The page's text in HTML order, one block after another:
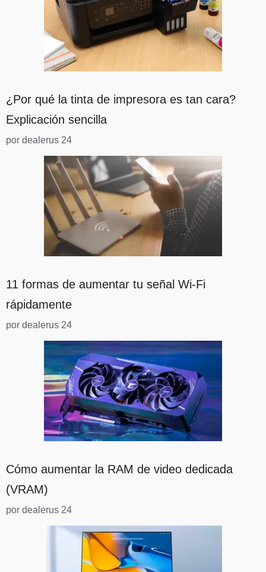
¿Por qué la tinta de impresora es tan cara?
Explicación sencilla
por dealerus 24
11 formas de aumentar tu señal Wi-Fi
rápidamente
por dealerus 24
Cómo aumentar la RAM de video dedicada
(VRAM)
por dealerus 24